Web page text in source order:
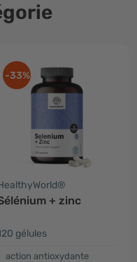
-33%
+ zinc
gélules
action antioxydante